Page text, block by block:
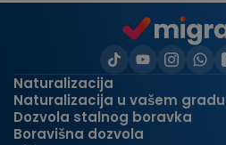
Naturalizacija
Naturalizacija u vašem gradu
Dozvola stalnog boravka
Boravišna dozvola